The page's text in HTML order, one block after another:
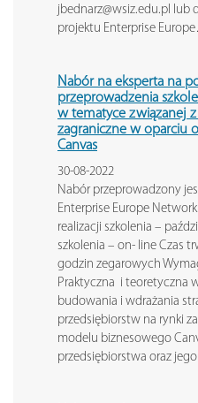
jbednarz@wsiz.edu.pl lub
projektu Enterprise
Nabór na eksperta na
przeprowadzenia
w tematyce związanej
zagraniczne w oparciu
Canvas
30-08-2022
Nabór przeprowadzony
Enterprise Europe
realizacji szkolenia –
szkolenia – on- line Czas
godzin zegarowych
Praktyczna i teoretyczna
budowania i wdrażania
przedsiębiorstw na rynki
modelu biznesowego
przedsiębiorstwa oraz